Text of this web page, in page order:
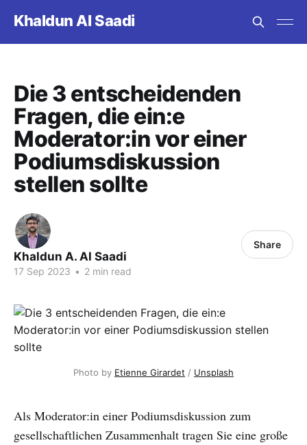
Khaldun Al Saadi
Die 3 entscheidenden
Fragen, die ein:e
Moderator:in vor einer
Podiumsdiskussion
stellen sollte
Khaldun A. Al Saadi
17 Sep 2023 • 2 min read
Share
Photo by Etienne Girardet / Unsplash
Als Moderator:in einer Podiumsdiskussion zum
gesellschaftlichen Zusammenhalt tragen Sie eine große